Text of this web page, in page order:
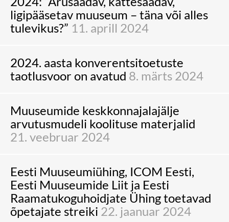
ligipääsetav muuseum – täna või alles
tulevikus?” 11. aprill 2024
2024. aasta konverentsitoetuste
taotlusvoor on avatud 8. märts 2024
Muuseumide keskkonnajalajälje
arvutusmudeli koolituse materjalid
21. veebruar 2024
Eesti Muuseumiühing, ICOM Eesti,
Eesti Muuseumide Liit ja Eesti
Raamatukoguhoidjate Ühing toetavad
õpetajate streiki 22. jaanuar 2024